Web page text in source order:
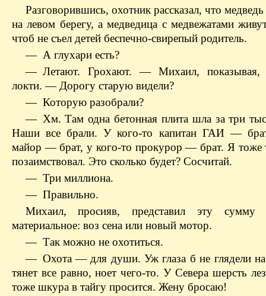
Разговорившись, охотник рассказал, что
на левом берегу, а медведица с медвежатами
чтоб не съел детей беспечно-свирепый родитель.
— А глухари есть?
— Летают. Грохают. — Михаил, показывая,
локти. — Дорогу старую видели?
— Которую разобрали?
— Хм. Там одна бетонная плита шла за три
Наши все брали. У кого-то капитан ГАИ —
майор — брат, у кого-то прокурор — брат. Я тоже
позаимствовал. Это сколько будет? Сосчитай.
— Три миллиона.
— Правильно.
Михаил, просияв, представил эту сумму
материальное: воз сена или новый мотор.
— Так можно не охотиться.
— Охота — для души. Уж глаза б не глядели на
тянет все равно, ноет чего-то. У Севера шерсть
тоже шкура в тайгу просится. Жену бросаю!